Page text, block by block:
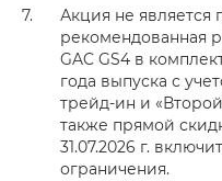
Акция не является
рекомендованная
GAC GS4 в
года выпуска с
трейд-ин и
также прямой
31.07.2026 г.
ограничения.